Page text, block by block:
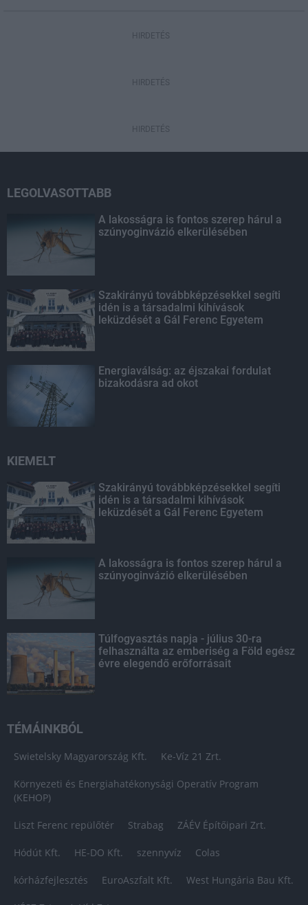
HIRDETÉS
HIRDETÉS
HIRDETÉS
LEGOLVASOTTABB
A lakosságra is fontos szerep hárul a
szúnyoginvázió elkerülésében
Szakirányú továbbképzésekkel segíti
idén is a társadalmi kihívások
leküzdését a Gál Ferenc Egyetem
Energiaválság: az éjszakai fordulat
bizakodásra ad okot
KIEMELT
Szakirányú továbbképzésekkel segíti
idén is a társadalmi kihívások
leküzdését a Gál Ferenc Egyetem
A lakosságra is fontos szerep hárul a
szúnyoginvázió elkerülésében
Túlfogyasztás napja - július 30-ra
felhasználta az emberiség a Föld egész
évre elegendő erőforrásait
TÉMÁINKBÓL
Swietelsky Magyarország Kft. Ke-Víz 21 Zrt.
Környezeti és Energiahatékonysági Operatív Program
(KEHOP)
Liszt Ferenc repülőtér Strabag ZÁÉV Építőipari Zrt.
Hódút Kft. HE-DO Kft. szennyvíz Colas
kórházfejlesztés EuroAszfalt Kft. West Hungária Bau Kft.